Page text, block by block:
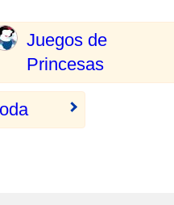
Juegos de
Princesas